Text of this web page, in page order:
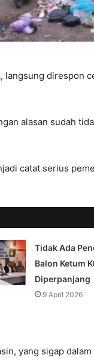
langsung direspon
alasan sudah
catat serius
Tidak Ada
Balon Ketum
Diperpanjang
9 April 2026
yang sigap